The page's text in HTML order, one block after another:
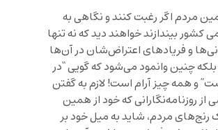
مردم اگر رغبت کنند و نگاهی به
کشور بیندازند خواهند دید که نه تنها
و فریادهای اعتراض‌شان در آن‌ها
چنین وانمود می‌شود که گویی “در
و همه چیز آرام است! لازم به گفتن
روزنامه‌نگارانی که خود از همین
رنج‌های مردم، شاید به میل خود بر